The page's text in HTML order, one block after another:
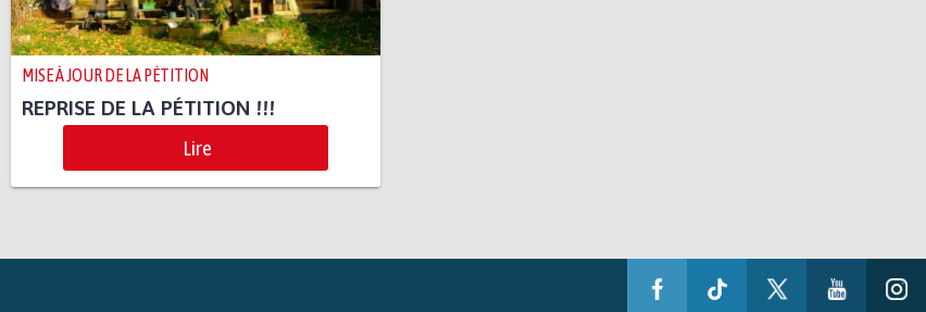
MISE À JOUR DE LA PÉTITION
REPRISE DE LA PÉTITION !!!
Lire